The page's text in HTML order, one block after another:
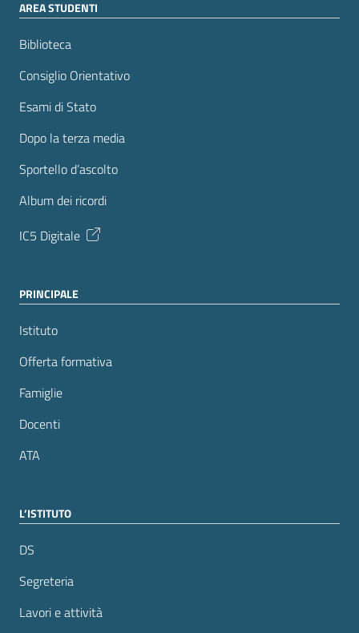
AREA STUDENTI
Biblioteca
Consiglio Orientativo
Esami di Stato
Dopo la terza media
Sportello d’ascolto
Album dei ricordi
IC5 Digitale
PRINCIPALE
Istituto
Offerta formativa
Famiglie
Docenti
ATA
L’ISTITUTO
DS
Segreteria
Lavori e attività